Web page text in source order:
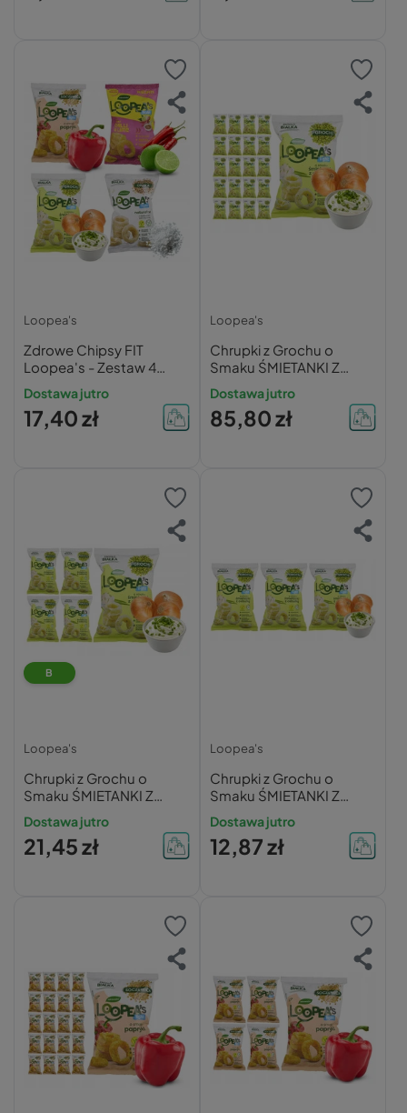
Loopea's
Zdrowe Chipsy FIT
Loopea's - Zestaw 4
Smaki
Dostawa jutro
17,40 zł
Loopea's
Chrupki z Grochu o
Smaku ŚMIETANKI Z
CEBULKĄ Loopea's 50g
x20
Dostawa jutro
85,80 zł
B
Loopea's
Chrupki z Grochu o
Smaku ŚMIETANKI Z
CEBULKĄ Loopea's 50g
x5
Dostawa jutro
21,45 zł
Loopea's
Chrupki z Grochu o
Smaku ŚMIETANKI Z
CEBULKĄ Loopea's 50g
x3
Dostawa jutro
12,87 zł